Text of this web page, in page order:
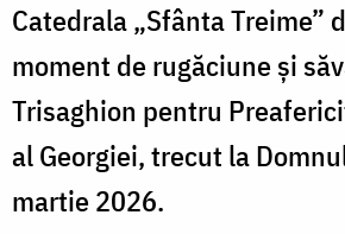
Catedrala „Sfânta Treime”
moment de rugăciune și
Trisaghion pentru
al Georgiei, trecut la
martie 2026.